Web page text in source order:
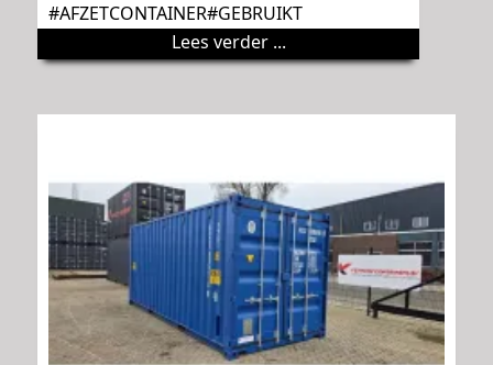
#AFZETCONTAINER#GEBRUIKT
Lees verder ...